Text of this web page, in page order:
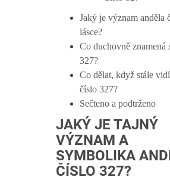
Jaký je význam anděla
lásce?
Co duchovně znamená
327?
Co dělat, když stále
číslo 327?
Sečteno a podtrženo
JAKÝ JE TAJNÝ
VÝZNAM A
SYMBOLIKA
ČÍSLO 327?